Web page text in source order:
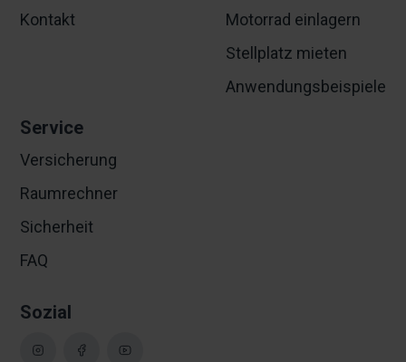
Kontakt
Motorrad einlagern
Stellplatz mieten
Anwendungsbeispiele
Service
Versicherung
Raumrechner
Sicherheit
FAQ
Sozial